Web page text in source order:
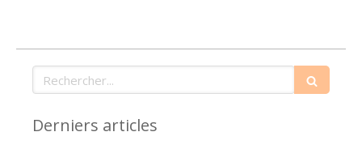
Rechercher
Derniers articles